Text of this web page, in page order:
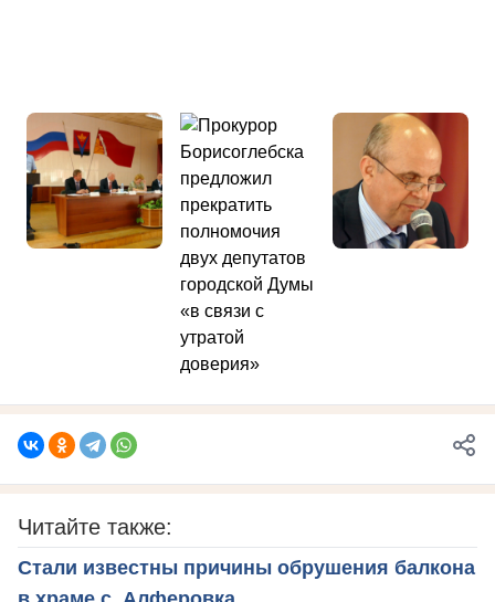
Читайте также:
Стали известны причины обрушения балкона